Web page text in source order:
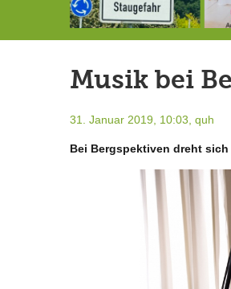
Musik bei
31. Januar 2019, 10:03, quh
Bei Bergspektiven dreht